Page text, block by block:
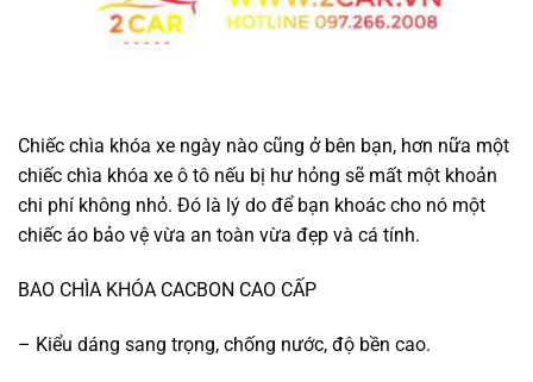
Chiếc chìa khóa xe ngày nào cũng ở bên bạn, hơn nữa một
chiếc chìa khóa xe ô tô nếu bị hư hỏng sẽ mất một khoản
chi phí không nhỏ. Đó là lý do để bạn khoác cho nó một
chiếc áo bảo vệ vừa an toàn vừa đẹp và cá tính.
BAO CHÌA KHÓA CACBON CAO CẤP
– Kiểu dáng sang trọng, chống nước, độ bền cao.